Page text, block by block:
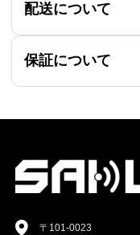
配送について
保証について
〒101-0023